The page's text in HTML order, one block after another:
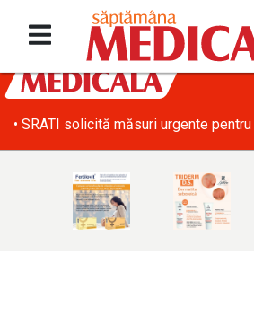
• SRATI solicită măsuri urgente